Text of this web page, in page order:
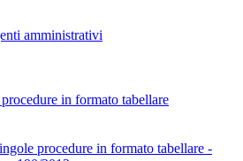
amministrativi
in formato tabellare
procedure in formato tabellare -